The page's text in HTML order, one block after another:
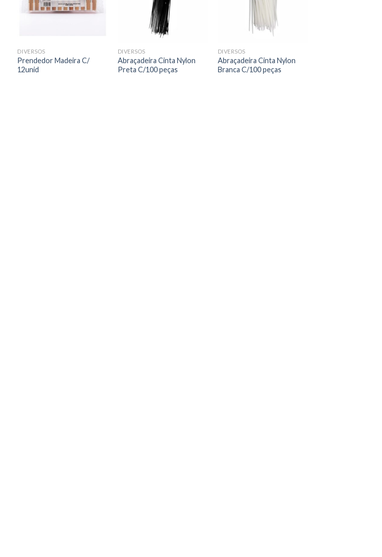
DIVERSOS
Prendedor Madeira C/
12unid
DIVERSOS
Abraçadeira Cinta Nylon
Preta C/100 peças
DIVERSOS
Abraçadeira Cinta Nylon
Branca C/100 peças